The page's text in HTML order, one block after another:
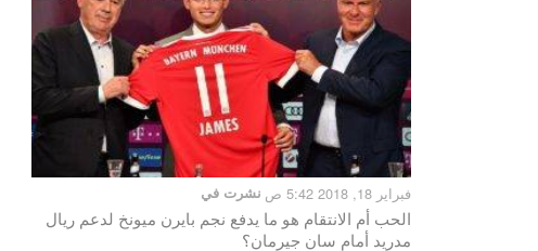
نشرت في فبراير 18, 2018 5:42 ص
الحب أم الانتقام هو ما يدفع نجم بايرن ميونخ لدعم ريال
مدريد أمام سان جيرمان؟